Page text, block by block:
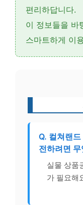
편리하답니다.
이 정보들을 바
스마트하게 이
Q. 컬쳐랜
전하려면
실물 상품
가 필요해